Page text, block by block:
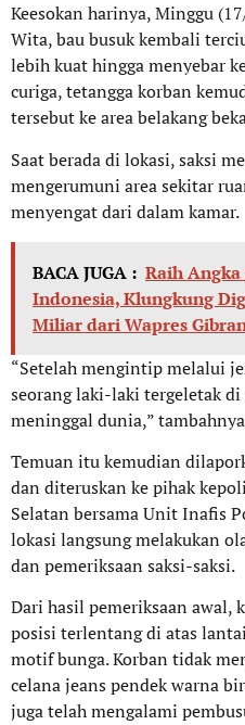
Keesokan harinya, Minggu
Wita, bau busuk kembali
lebih kuat hingga menyebar
curiga, tetangga korban
tersebut ke area belakang
Saat berada di lokasi, saksi
mengerumuni area sekitar
menyengat dari dalam kamar.
BACA JUGA : Raih
Indonesia, Klungkung
Miliar dari Wapres
“Setelah mengintip melalui
seorang laki-laki tergeletak
meninggal dunia,”
Temuan itu kemudian
dan diteruskan ke pihak
Selatan bersama Unit Inafis
lokasi langsung melakukan
dan pemeriksaan saksi-saksi.
Dari hasil pemeriksaan awal,
posisi terlentang di atas
motif bunga. Korban tidak
celana jeans pendek warna
juga telah mengalami